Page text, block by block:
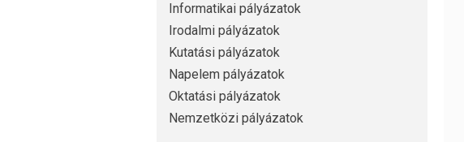
Informatikai pályázatok
Irodalmi pályázatok
Kutatási pályázatok
Napelem pályázatok
Oktatási pályázatok
Nemzetközi pályázatok